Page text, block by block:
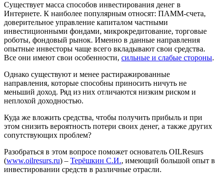
Существует масса способов инвестирования денег в
Интернете. К наиболее популярным относят: ПАММ-счета,
доверительное управление капиталом частными
инвестиционными фондами, микрокредитование, торговые
роботы, фондовый рынок. Именно в данные направления
опытные инвесторы чаще всего вкладывают свои средства.
Все они имеют свои особенности, сильные и слабые стороны.
Однако существуют и менее растиражированные
направления, которые способны приносить ничуть не
меньший доход. Ряд из них отличаются низким риском и
неплохой доходностью.
Куда же вложить средства, чтобы получить прибыль и при
этом снизить вероятность потери своих денег, а также других
сопутствующих проблем?
Разобраться в этом вопросе поможет основатель OILResurs
(www.oilresurs.ru) – Терёшкин С.И., имеющий большой опыт в
инвестировании средств в различные отрасли.